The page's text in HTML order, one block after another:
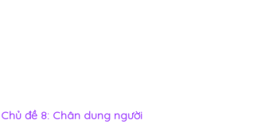
Chủ đề 8: Chân dung người